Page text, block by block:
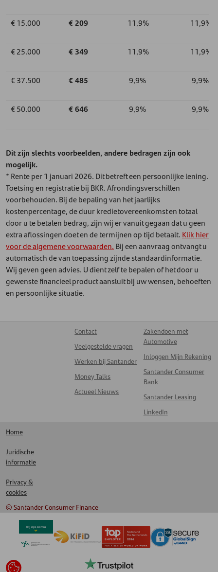
€ 15.000 € 209 11,9% 11,9%
€ 25.000 € 349 11,9% 11,9%
€ 37.500 € 485 9,9% 9,9%
€ 50.000 € 646 9,9% 9,9%
Dit zijn slechts voorbeelden, andere bedragen zijn ook
mogelijk.
* Rente per 1 januari 2026. Dit betreft een persoonlijke lening.
Toetsing en registratie bij BKR. Afrondingsverschillen
voorbehouden. Bij de bepaling van het jaarlijks
kostenpercentage, de duur kredietovereenkomst en totaal
door u te betalen bedrag, zijn wij er vanuit gegaan dat u geen
extra aflossingen doet en de termijnen op tijd betaalt. Klik hier
voor de algemene voorwaarden. Bij een aanvraag ontvangt u
automatisch de van toepassing zijnde standaardinformatie.
Wij geven geen advies. U dient zelf te bepalen of het door u
gewenste financieel product aansluit bij uw wensen, behoeften
en persoonlijke situatie.
Contact
Veelgestelde vragen
Werken bij Santander
Money Talks
Actueel Nieuws
Zakendoen met
Automotive
Inloggen Mijn Rekening
Santander Consumer
Bank
Santander Leasing
LinkedIn
Home
Juridische
informatie
Privacy &
cookies
© Santander Consumer Finance